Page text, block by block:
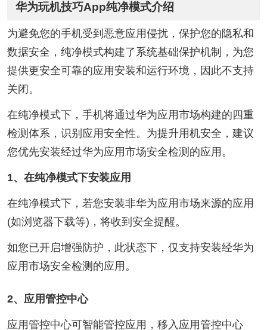
华为玩机技巧App纯净模式介绍
为避免您的手机受到恶意应用侵扰，保护您的隐私和
数据安全，纯净模式构建了系统基础保护机制，为您
提供更安全可靠的应用安装和运行环境，因此不支持
关闭。
在纯净模式下，手机将通过华为应用市场构建的四重
检测体系，识别应用安全性。为提升用机安全，建议
您优先安装经过华为应用市场安全检测的应用。
1、在纯净模式下安装应用
在纯净模式下，若您安装非华为应用市场来源的应用
(如浏览器下载等)，将收到安全提醒。
如您已开启增强防护，此状态下，仅支持安装经华为
应用市场安全检测的应用。
2、应用管控中心
应用管控中心可智能管控应用，移入应用管控中心